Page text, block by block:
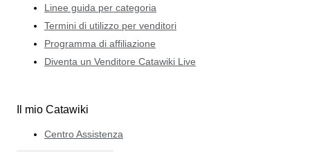
Linee guida per categoria
Termini di utilizzo per venditori
Programma di affiliazione
Diventa un Venditore Catawiki Live
Il mio Catawiki
Centro Assistenza